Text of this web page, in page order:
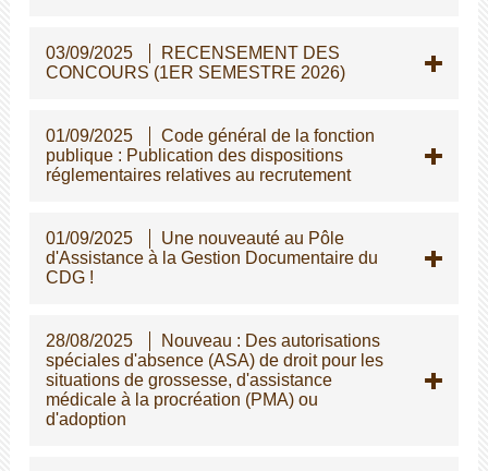
03/09/2025
RECENSEMENT DES
CONCOURS (1ER SEMESTRE 2026)
01/09/2025
Code général de la fonction
publique : Publication des dispositions
réglementaires relatives au recrutement
01/09/2025
Une nouveauté au Pôle
d'Assistance à la Gestion Documentaire du
CDG !
28/08/2025
Nouveau : Des autorisations
spéciales d'absence (ASA) de droit pour les
situations de grossesse, d'assistance
médicale à la procréation (PMA) ou
d'adoption